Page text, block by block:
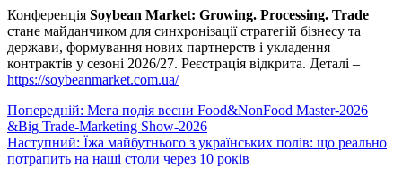
Конференція Soybean Market: Growing. Processing. Trade
стане майданчиком для синхронізації стратегій бізнесу та
держави, формування нових партнерств і укладення
контрактів у сезоні 2026/27. Реєстрація відкрита. Деталі –
https://soybeanmarket.com.ua/
Навігація
записів
Попередній: Мега подія весни Food&NonFood Master-2026
&Big Trade-Marketing Show-2026
Наступний: Їжа майбутнього з українських полів: що реально
потрапить на наші столи через 10 років